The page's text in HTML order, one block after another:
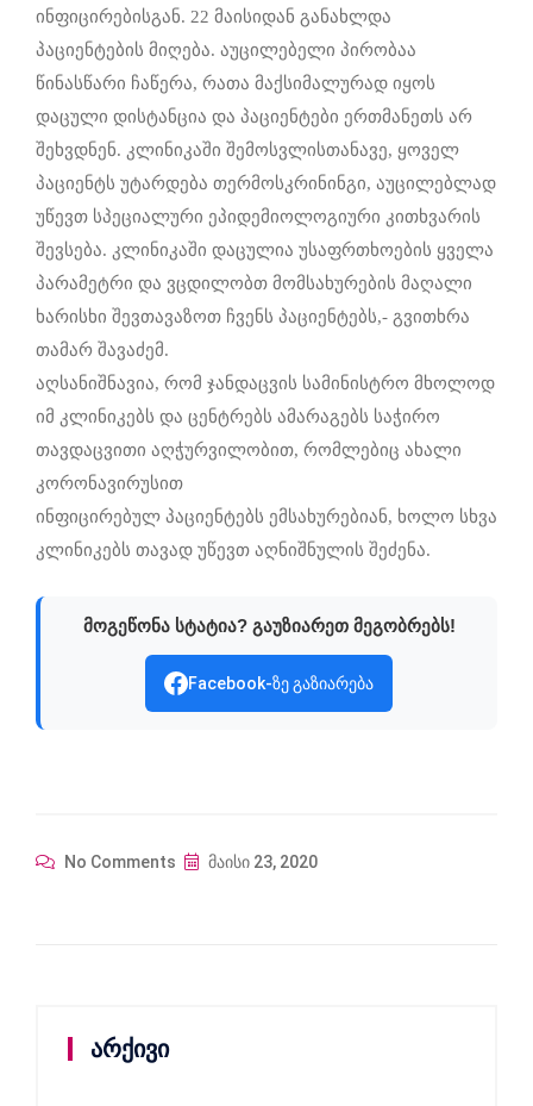
ინფიცირებისგან. 22 მაისიდან განახლდა
პაციენტების მიღება. აუცილებელი პირობაა
წინასწარი ჩაწერა, რათა მაქსიმალურად იყოს
დაცული დისტანცია და პაციენტები ერთმანეთს არ
შეხვდნენ. კლინიკაში შემოსვლისთანავე, ყოველ
პაციენტს უტარდება თერმოსკრინინგი, აუცილებლად
უწევთ სპეციალური ეპიდემიოლოგიური კითხვარის
შევსება. კლინიკაში დაცულია უსაფრთხოების ყველა
პარამეტრი და ვცდილობთ მომსახურების მაღალი
ხარისხი შევთავაზოთ ჩვენს პაციენტებს,- გვითხრა
თამარ შავაძემ.
აღსანიშნავია, რომ ჯანდაცვის სამინისტრო მხოლოდ
იმ კლინიკებს და ცენტრებს ამარაგებს საჭირო
თავდაცვითი აღჭურვილობით, რომლებიც ახალი
კორონავირუსით
ინფიცირებულ პაციენტებს ემსახურებიან, ხოლო სხვა
კლინიკებს თავად უწევთ აღნიშნულის შეძენა.
მოგეწონა სტატია? გაუზიარეთ მეგობრებს!
Facebook-ზე გაზიარება
No Comments მაისი 23, 2020
არქივი